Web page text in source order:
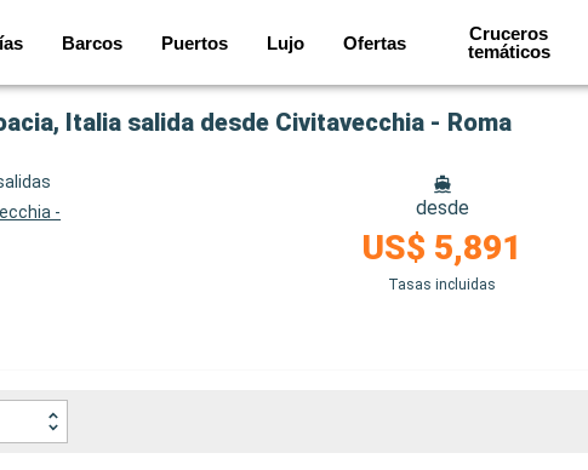
Barcos Puertos Lujo Ofertas
Cruceros
temáticos
Italia salida desde Civitavecchia - Roma
-
desde
US$ 5,891
Tasas incluidas